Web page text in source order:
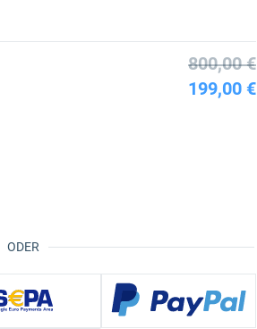
800,00 €
199,00 €
ODER